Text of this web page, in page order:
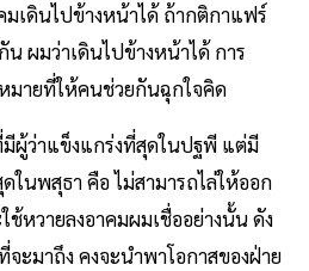
เดินไปข้างหน้าได้ ถ้ากติกาแฟร์
ผมว่าเดินไปข้างหน้าได้ การ
มายที่ให้คนช่วยกันฉุกใจคิด
ผู้ว่าแข็งแกร่งที่สุดในปฐพี แต่มี
นพสุธา คือ ไม่สามารถไล่ให้ออก
หวายลงอาคมผมเชื่ออย่างนั้น ดัง
จะมาถึง คงจะนำพาโอกาสของฝ่าย